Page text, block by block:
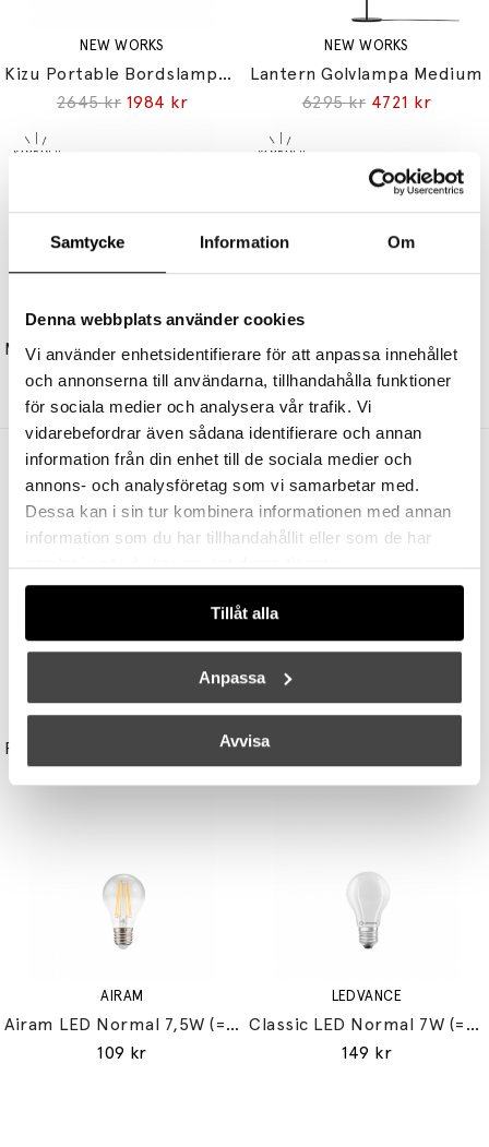
Samtycke Information Om
Denna webbplats använder cookies
Vi använder enhetsidentifierare för att anpassa innehållet
och annonserna till användarna, tillhandahålla funktioner
för sociala medier och analysera vår trafik. Vi
vidarebefordrar även sådana identifierare och annan
information från din enhet till de sociala medier och
annons- och analysföretag som vi samarbetar med.
Dessa kan i sin tur kombinera informationen med annan
information som du har tillhandahållit eller som de har
samlat in när du har använt deras tjänster.
Tillåt alla
Anpassa
Avvisa
NEW WORKS
Kizu Portable Bordslampa Grey Marble
2645 kr 1984 kr
NEW WORKS
Lantern Golvlampa Medium
6295 kr 4721 kr
NEW WORKS
Material Bordslampa The Black Sheep Edition
6145 kr 4609 kr
5595 kr 4196 kr
Andra köpte även
UNISON
Reflektor MR11 28W (=35W) GU10
STUDIO EERO AARNIO
AIRAM
Airam LED Normal 7,5W (=60W) E27
109 kr
LEDVANCE
Classic LED Normal 7W (=60W) E27
149 kr